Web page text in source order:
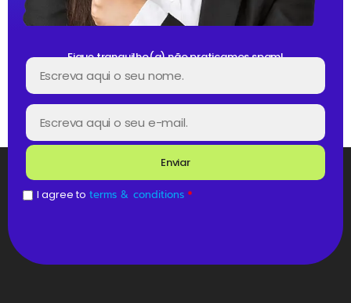
Fique tranquilho(a) não praticamos spam!
Enviar
I agree to terms & conditions *